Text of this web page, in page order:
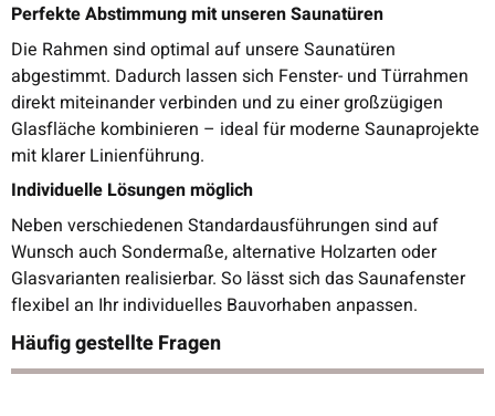
Perfekte Abstimmung mit unseren Saunatüren
Die Rahmen sind optimal auf unsere Saunatüren
abgestimmt. Dadurch lassen sich Fenster- und Türrahmen
direkt miteinander verbinden und zu einer großzügigen
Glasfläche kombinieren – ideal für moderne Saunaprojekte
mit klarer Linienführung.
Individuelle Lösungen möglich
Neben verschiedenen Standardausführungen sind auf
Wunsch auch Sondermaße, alternative Holzarten oder
Glasvarianten realisierbar. So lässt sich das Saunafenster
flexibel an Ihr individuelles Bauvorhaben anpassen.
Häufig gestellte Fragen